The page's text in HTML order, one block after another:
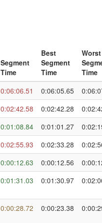
Segment
Time
Best
Segment
Time
Worst
Time
0:06:06.51 0:06:05.65
0:02:42.58 0:02:42.28
0:01:08.84 0:01:01.27
0:02:55.93 0:02:33.28
0:00:12.63 0:00:12.56
0:01:31.03 0:01:30.97
0:00:28.72 0:00:23.38